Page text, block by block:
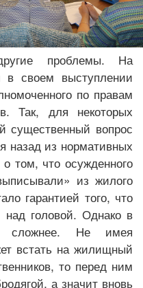
проблемы. На
в своем выступлении
по правам
Так, для некоторых
существенный вопрос
назад из нормативных
том, что осужденного
из жилого
гарантией того, что
головой. Однако в
сложнее. Не имея
встать на жилищный
то перед ним
а значит вновь